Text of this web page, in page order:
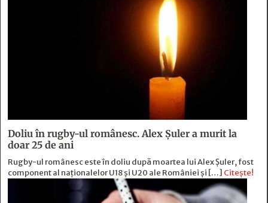
Doliu în rugby-ul românesc. Alex Șuler a murit la
doar 25 de ani
Rugby-ul românesc este în doliu după moartea lui Alex Șuler, fost
component al naționalelor U18 și U20 ale României și […] Citește!